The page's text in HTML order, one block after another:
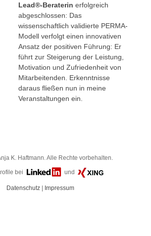
Lead®-Beraterin erfolgreich
abgeschlossen: Das
wissenschaftlich validierte PERMA-
Modell verfolgt einen innovativen
Ansatz der positiven Führung: Er
führt zur Steigerung der Leistung,
Motivation und Zufriedenheit von
Mitarbeitenden. Erkenntnisse
daraus fließen nun in meine
Veranstaltungen ein.
K. Haftmann. Alle Rechte vorbehalten.
bei und
Datenschutz| Impressum